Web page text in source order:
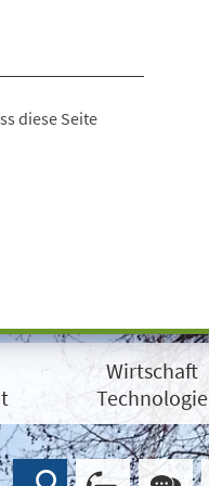
diese Seite
Wirtschaft
Technologie